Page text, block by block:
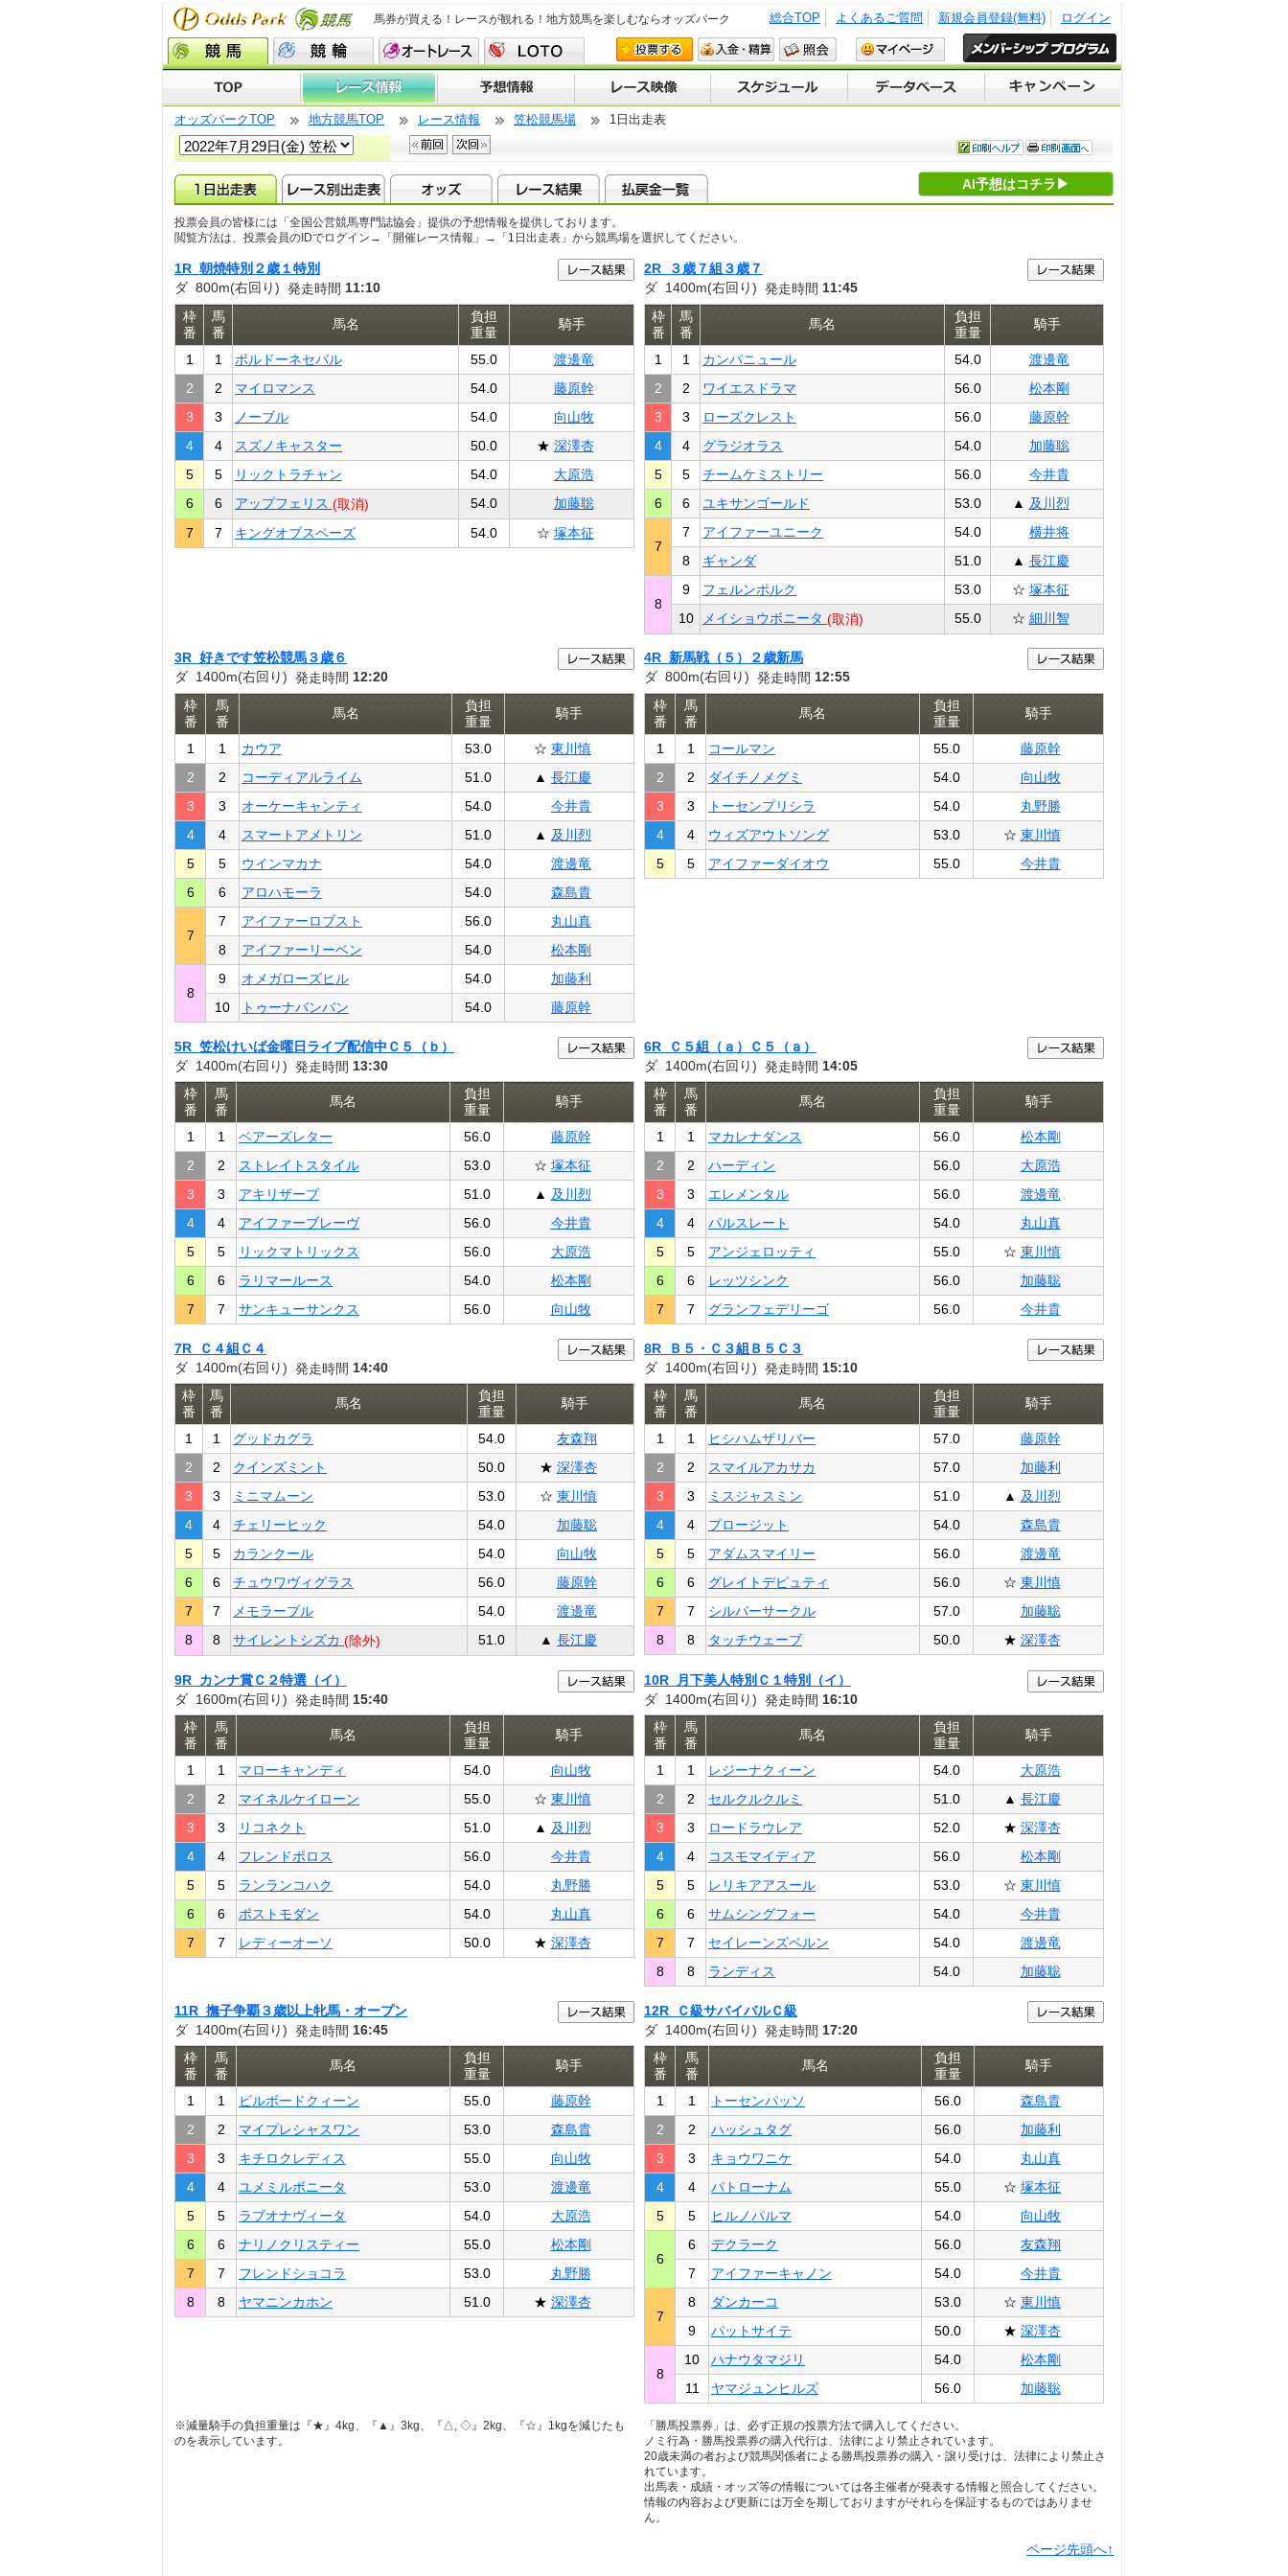
馬券が買える！レースが観れる！地方競馬を楽しむならオッズパーク ログイン
新規会員登録(無料)
よくあるご質問
総合TOP
オッズパークTOP 地方競馬TOP レース情報 笠松競馬場 1日出走表
AI予想はコチラ▶
投票会員の皆様には「全国公営競馬専門誌協会」提供の予想情報を提供しております。
閲覧方法は、投票会員のIDでログイン→「開催レース情報」→「1日出走表」から競馬場を選択してください。
1R 朝焼特別２歳１特別
ダ 800m(右回り) 発走時間 11:10
枠
番
馬
番
馬名
負担
重量
騎手
1 1 ボルドーネセバル 55.0
渡邊竜
2
2 マイロマンス 54.0
藤原幹
3
3 ノーブル 54.0
向山牧
4
4 スズノキャスター 50.0 ★ 深澤杏
5
5 リックトラチャン 54.0
大原浩
6
6 アップフェリス (取消) 54.0
加藤聡
7
7 キングオブスペーズ 54.0 ☆ 塚本征
2R ３歳７組３歳７
ダ 1400m(右回り) 発走時間 11:45
枠
番
馬
番
馬名
負担
重量
騎手
1 1 カンパニュール 54.0
渡邊竜
2
2 ワイエスドラマ 56.0
松本剛
3
3 ローズクレスト 56.0
藤原幹
4
4 グラジオラス 54.0
加藤聡
5
5 チームケミストリー 56.0
今井貴
6
6 ユキサンゴールド 53.0 ▲ 及川烈
7
7 アイファーユニーク 54.0
横井将
8
ギャンダ 51.0 ▲ 長江慶
8
9 フェルンポルク 53.0 ☆ 塚本征
10
メイショウボニータ (取消) 55.0 ☆ 細川智
3R 好きです笠松競馬３歳６
ダ 1400m(右回り) 発走時間 12:20
枠
番
馬
番
馬名
負担
重量
騎手
1 1 カウア 53.0 ☆ 東川慎
2
2 コーディアルライム 51.0 ▲ 長江慶
3
3 オーケーキャンティ 54.0
今井貴
4
4 スマートアメトリン 51.0 ▲ 及川烈
5
5 ウインマカナ 54.0
渡邊竜
6
6 アロハモーラ 54.0 森島貴
7
7 アイファーロブスト 56.0
丸山真
8
アイファーリーベン 54.0 松本剛
8
9 オメガローズヒル 54.0
加藤利
10
トゥーナバンバン 54.0 藤原幹
4R 新馬戦（５）２歳新馬
ダ 800m(右回り) 発走時間 12:55
枠
番
馬
番
馬名
負担
重量
騎手
1 1 コールマン 55.0
藤原幹
2
2 ダイチノメグミ 54.0
向山牧
3
3 トーセンプリシラ 54.0
丸野勝
4
4 ウィズアウトソング 53.0 ☆ 東川慎
5
5 アイファーダイオウ 55.0 今井貴
5R 笠松けいば金曜日ライブ配信中Ｃ５（ｂ）
ダ 1400m(右回り) 発走時間 13:30
枠
番
馬
番
馬名
負担
重量
騎手
1 1 ベアーズレター 56.0
藤原幹
2
2 ストレイトスタイル 53.0 ☆ 塚本征
3
3 アキリザーブ 51.0 ▲ 及川烈
4
4 アイファーブレーヴ 56.0
今井貴
5
5 リックマトリックス 56.0
大原浩
6
6 ラリマールース 54.0
松本剛
7
7 サンキューサンクス 56.0 向山牧
6R Ｃ５組（ａ）Ｃ５（ａ）
ダ 1400m(右回り) 発走時間 14:05
枠
番
馬
番
馬名
負担
重量
騎手
1 1 マカレナダンス 56.0
松本剛
2
2 ハーディン 56.0
大原浩
3
3 エレメンタル 56.0
渡邊竜
4
4 パルスレート 54.0
丸山真
5
5 アンジェロッティ 55.0 ☆ 東川慎
6
6 レッツシンク 56.0
加藤聡
7
7 グランフェデリーゴ 56.0 今井貴
7R Ｃ４組Ｃ４
ダ 1400m(右回り) 発走時間 14:40
枠
番
馬
番
馬名
負担
重量
騎手
1 1 グッドカグラ 54.0
友森翔
2
2 クインズミント 50.0 ★ 深澤杏
3
3 ミニマムーン 53.0 ☆ 東川慎
4
4 チェリーヒック 54.0
加藤聡
5
5 カランクール 54.0
向山牧
6
6 チュウワヴィグラス 56.0
藤原幹
7
7 メモラーブル 54.0
渡邊竜
8
8 サイレントシズカ (除外) 51.0 ▲ 長江慶
8R Ｂ５・Ｃ３組Ｂ５Ｃ３
ダ 1400m(右回り) 発走時間 15:10
枠
番
馬
番
馬名
負担
重量
騎手
1 1 ヒシハムザリバー 57.0
藤原幹
2
2 スマイルアカサカ 57.0
加藤利
3
3 ミスジャスミン 51.0 ▲ 及川烈
4
4 プロージット 54.0
森島貴
5
5 アダムスマイリー 56.0
渡邊竜
6
6 グレイトデピュティ 56.0 ☆ 東川慎
7
7 シルバーサークル 57.0
加藤聡
8
8 タッチウェーブ 50.0 ★ 深澤杏
9R カンナ賞Ｃ２特選（イ）
ダ 1600m(右回り) 発走時間 15:40
枠
番
馬
番
馬名
負担
重量
騎手
1 1 マローキャンディ 54.0
向山牧
2
2 マイネルケイローン 55.0 ☆ 東川慎
3
3 リコネクト 51.0 ▲ 及川烈
4
4 フレンドポロス 56.0
今井貴
5
5 ランランコハク 54.0
丸野勝
6
6 ポストモダン 54.0
丸山真
7
7 レディーオーソ 50.0 ★ 深澤杏
10R 月下美人特別Ｃ１特別（イ）
ダ 1400m(右回り) 発走時間 16:10
枠
番
馬
番
馬名
負担
重量
騎手
1 1 レジーナクィーン 54.0
大原浩
2
2 セルクルクルミ 51.0 ▲ 長江慶
3
3 ロードラウレア 52.0 ★ 深澤杏
4
4 コスモマイディア 56.0
松本剛
5
5 レリキアアスール 53.0 ☆ 東川慎
6
6 サムシングフォー 54.0
今井貴
7
7 セイレーンズベルン 54.0
渡邊竜
8
8 ランディス 54.0 加藤聡
11R 撫子争覇３歳以上牝馬・オープン
ダ 1400m(右回り) 発走時間 16:45
枠
番
馬
番
馬名
負担
重量
騎手
1 1 ビルボードクィーン 55.0
藤原幹
2
2 マイプレシャスワン 53.0
森島貴
3
3 キチロクレディス 55.0
向山牧
4
4 ユメミルボニータ 53.0
渡邊竜
5
5 ラブオナヴィータ 54.0
大原浩
6
6 ナリノクリスティー 55.0
松本剛
7
7 フレンドショコラ 53.0
丸野勝
8
8 ヤマニンカホン 51.0 ★ 深澤杏
12R Ｃ級サバイバルＣ級
ダ 1400m(右回り) 発走時間 17:20
枠
番
馬
番
馬名
負担
重量
騎手
1 1 トーセンパッソ 56.0
森島貴
2
2 ハッシュタグ 56.0
加藤利
3
3 キョウワニケ 54.0
丸山真
4
4 パトローナム 55.0 ☆ 塚本征
5
5 ヒルノパルマ 54.0 向山牧
6
6 デクラーク 56.0
友森翔
7
アイファーキャノン 54.0 今井貴
7
8 ダンカーコ 53.0 ☆ 東川慎
9
パットサイテ 50.0 ★ 深澤杏
8
10 ハナウタマジリ 54.0
松本剛
11
ヤマジュンヒルズ 56.0 加藤聡
※減量騎手の負担重量は『★』4kg、『▲』3kg、『△, ◇』2kg、『☆』1kgを減じたも
のを表示しています。
「勝馬投票券」は、必ず正規の投票方法で購入してください。
ノミ行為・勝馬投票券の購入代行は、法律により禁止されています。
20歳未満の者および競馬関係者による勝馬投票券の購入・譲り受けは、法律により禁止さ
れています。
出馬表・成績・オッズ等の情報については各主催者が発表する情報と照合してください。
情報の内容および更新には万全を期しておりますがそれらを保証するものではありませ
ん。
ページ先頭へ↑